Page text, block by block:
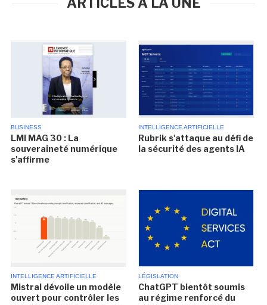
BUSINESS
LMI MAG 30 : La
souveraineté numérique
s'affirme
INTELLIGENCE ARTIFICIELLE
Rubrik s'attaque au défi de
la sécurité des agents IA
INTELLIGENCE ARTIFICIELLE
Mistral dévoile un modèle
ouvert pour contrôler les
LÉGISLATION
ChatGPT bientôt soumis
au régime renforcé du